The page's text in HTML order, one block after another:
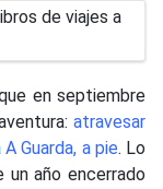
en septiembre
atravesar
Guarda, a pie. Lo
año encerrado